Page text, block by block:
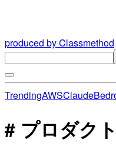
produced by Classmethod
TrendingAWSClaude
# プロダク